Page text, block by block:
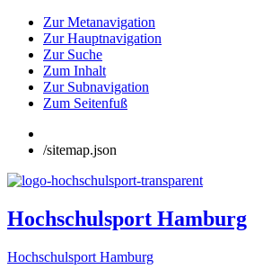
Zur Metanavigation
Zur Hauptnavigation
Zur Suche
Zum Inhalt
Zur Subnavigation
Zum Seitenfuß
/sitemap.json
Hochschulsport Hamburg
Hochschulsport Hamburg